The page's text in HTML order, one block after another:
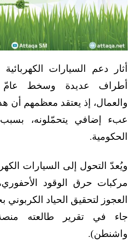
أثار دعم السيارات
أطراف عديدة وسخط عامّ
والعمال، إذ يعتقد معظمهم أن
عبء إضافي يتحمّلونه،
الحكومية.
ويُعدّ التحول إلى السيارات
مركبات حرق الوقود
جاء في تقرير طالعته
واشنطن).